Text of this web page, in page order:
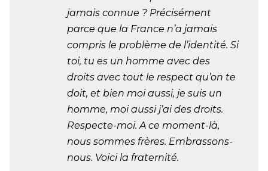
jamais connue ? Précisément
parce que la France n’a jamais
compris le problème de l’identité. Si
toi, tu es un homme avec des
droits avec tout le respect qu’on te
doit, et bien moi aussi, je suis un
homme, moi aussi j’ai des droits.
Respecte-moi. A ce moment-là,
nous sommes frères. Embrassons-
nous. Voici la fraternité.